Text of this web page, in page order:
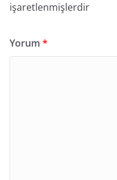
işaretlenmişlerdir
Yorum *